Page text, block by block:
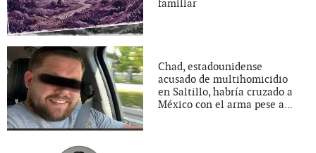
familiar
Chad, estadounidense
acusado de multihomicidio
en Saltillo, habría cruzado a
México con el arma pese a...